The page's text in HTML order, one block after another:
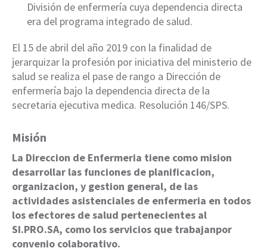
División de enfermería cuya dependencia directa
era del programa integrado de salud.
El 15 de abril del año 2019 con la finalidad de
jerarquizar la profesión por iniciativa del ministerio de
salud se realiza el pase de rango a Dirección de
enfermería bajo la dependencia directa de la
secretaria ejecutiva medica. Resolución 146/SPS.
Misión
La Direccion de Enfermeria tiene como mision
desarrollar las funciones de planificacion,
organizacion, y gestion general, de las
actividades asistenciales de enfermeria en todos
los efectores de salud pertenecientes al
SI.PRO.SA, como los servicios que trabajanpor
convenio colaborativo.